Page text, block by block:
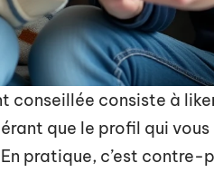
conseillée consiste à
que le profil qui
pratique, c’est contre-